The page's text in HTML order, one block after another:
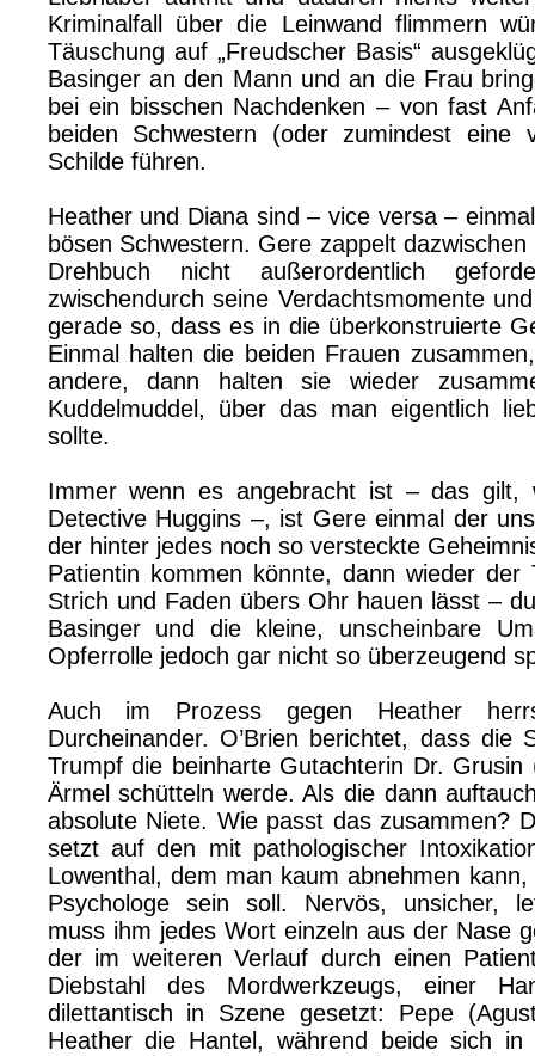
Kriminalfall über die Leinwand flimmern
Täuschung auf „Freudscher Basis“
Basinger an den Mann und an die Frau
bei ein bisschen Nachdenken – von fast
beiden Schwestern (oder zumindest eine
Schilde führen.
Heather und Diana sind – vice versa –
bösen Schwestern. Gere zappelt
Drehbuch nicht außerordentlich
zwischendurch seine Verdachtsmomente
gerade so, dass es in die überkonstruierte
Einmal halten die beiden Frauen
andere, dann halten sie wieder
Kuddelmuddel, über das man eigentlich
sollte.
Immer wenn es angebracht ist – das gilt,
Detective Huggins –, ist Gere einmal der
der hinter jedes noch so versteckte
Patientin kommen könnte, dann wieder der
Strich und Faden übers Ohr hauen lässt –
Basinger und die kleine, unscheinbare
Opferrolle jedoch gar nicht so überzeugend
Auch im Prozess gegen Heather
Durcheinander. O’Brien berichtet, dass die
Trumpf die beinharte Gutachterin Dr.
Ärmel schütteln werde. Als die dann
absolute Niete. Wie passt das zusammen?
setzt auf den mit pathologischer
Lowenthal, dem man kaum abnehmen
Psychologe sein soll. Nervös, unsicher,
muss ihm jedes Wort einzeln aus der Nase
der im weiteren Verlauf durch einen
Diebstahl des Mordwerkzeugs, einer
dilettantisch in Szene gesetzt: Pepe
Heather die Hantel, während beide sich in